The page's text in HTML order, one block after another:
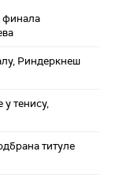
финала
Риндеркнеш
тенису,
титуле